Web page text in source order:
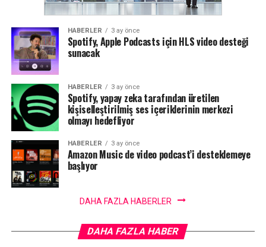
HABERLER 3 ay önce
Spotify, Apple Podcasts için HLS video desteği
sunacak
HABERLER 3 ay önce
Spotify, yapay zeka tarafından üretilen
kişiselleştirilmiş ses içeriklerinin merkezi
olmayı hedefliyor
HABERLER 3 ay önce
Amazon Music de video podcast’i desteklemeye
başlıyor
DAHA FAZLA HABERLER
DAHA FAZLA HABER